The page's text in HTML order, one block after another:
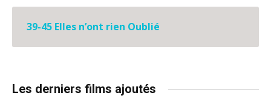
39-45 Elles n’ont rien Oublié
Les derniers films ajoutés